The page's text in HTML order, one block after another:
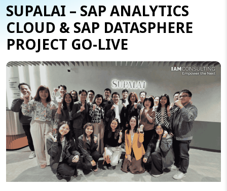
SUPALAI – SAP ANALYTICS
CLOUD & SAP DATASPHERE
PROJECT GO-LIVE